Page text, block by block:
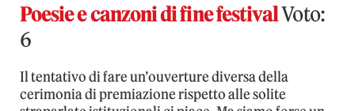
Poesie e canzoni di fine festivalVoto:
6
Il tentativo di fare un’ouverture diversa della
cerimonia di premiazione rispetto alle solite